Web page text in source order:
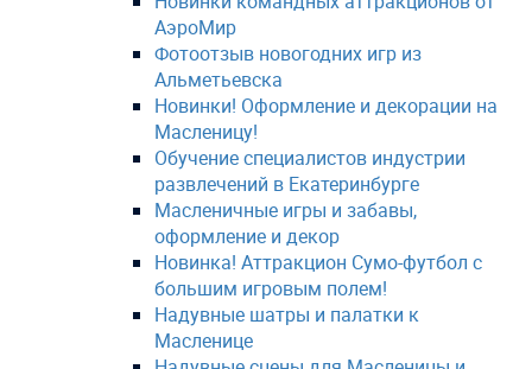
АэроМир
Фотоотзыв новогодних игр из
Альметьевска
Новинки! Оформление и декорации на
Масленицу!
Обучение специалистов индустрии
развлечений в Екатеринбурге
Масленичные игры и забавы,
оформление и декор
Новинка! Аттракцион Сумо-футбол с
большим игровым полем!
Надувные шатры и палатки к
Масленице